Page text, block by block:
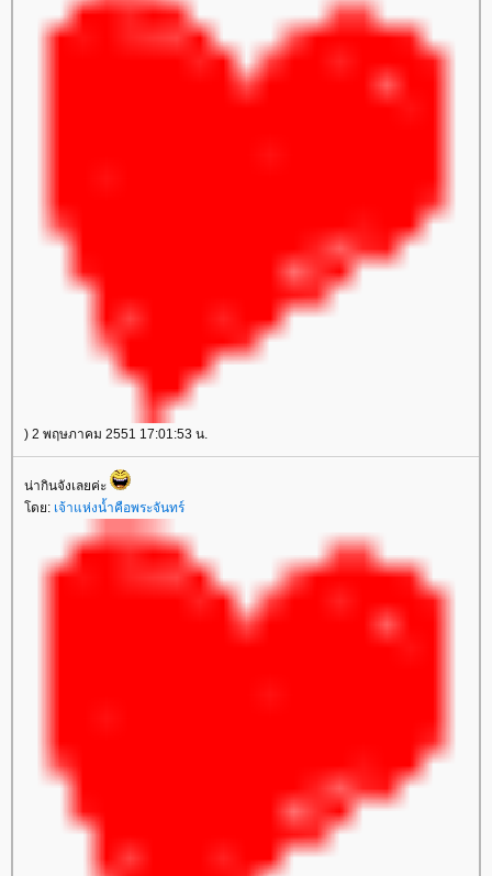
) 2 พฤษภาคม 2551 17:01:53 น.
น่ากินจังเลยค่ะ
โดย: เจ้าแห่งน้ำคือพระจันทร์